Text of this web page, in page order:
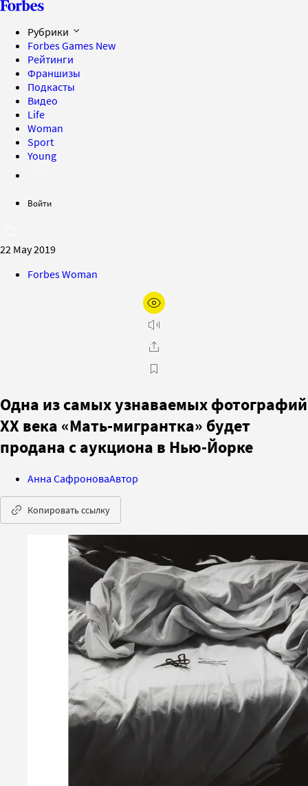
Рубрики
Forbes Games New
Рейтинги
Франшизы
Подкасты
Видео
Life
Woman
Sport
Young
Войти
22 May 2019
Forbes Woman
Одна из самых узнаваемых фотографий
XX века «Мать-мигрантка» будет
продана с аукциона в Нью-Йорке
Анна СафроноваАвтор
Копировать ссылку